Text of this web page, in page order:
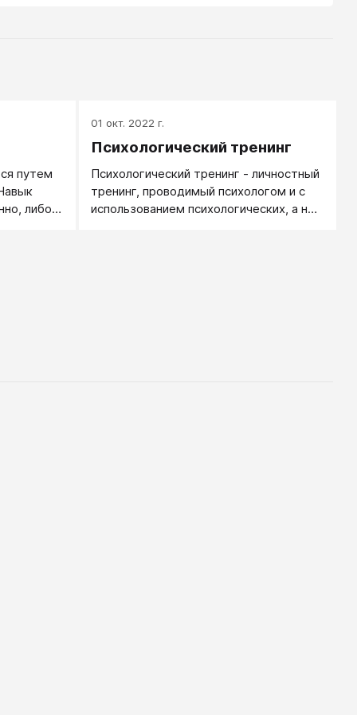
путем
либо
01 окт. 2022 г.
Психологический тренинг
Психологический тренинг - личностный
тренинг, проводимый психологом и с
использованием психологических, а не